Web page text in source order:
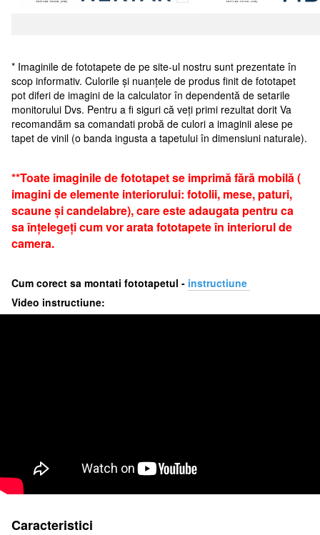
* Imaginile de fototapete de pe site-ul nostru sunt prezentate în
scop informativ. Culorile și nuanțele de produs finit de fototapet
pot diferi de imagini de la calculator în dependentă de setarile
monitorului Dvs. Pentru a fi siguri că veți primi rezultat dorit Va
recomandăm sa comandati probă de culori a imaginii alese pe
tapet de vinil (o banda ingusta a tapetului în dimensiuni naturale).
**Toate imaginile de fototapet se imprimă fără mobilă (
imagini de elemente interiorului: fotolii, mese, paturi,
scaune și candelabre), care este adaugata pentru ca
sa înțelegeți cum vor arata fototapete în interiorul de
camera.
Cum corect sa montati fototapetul - instructiune
Video instructiune:
Caracteristici